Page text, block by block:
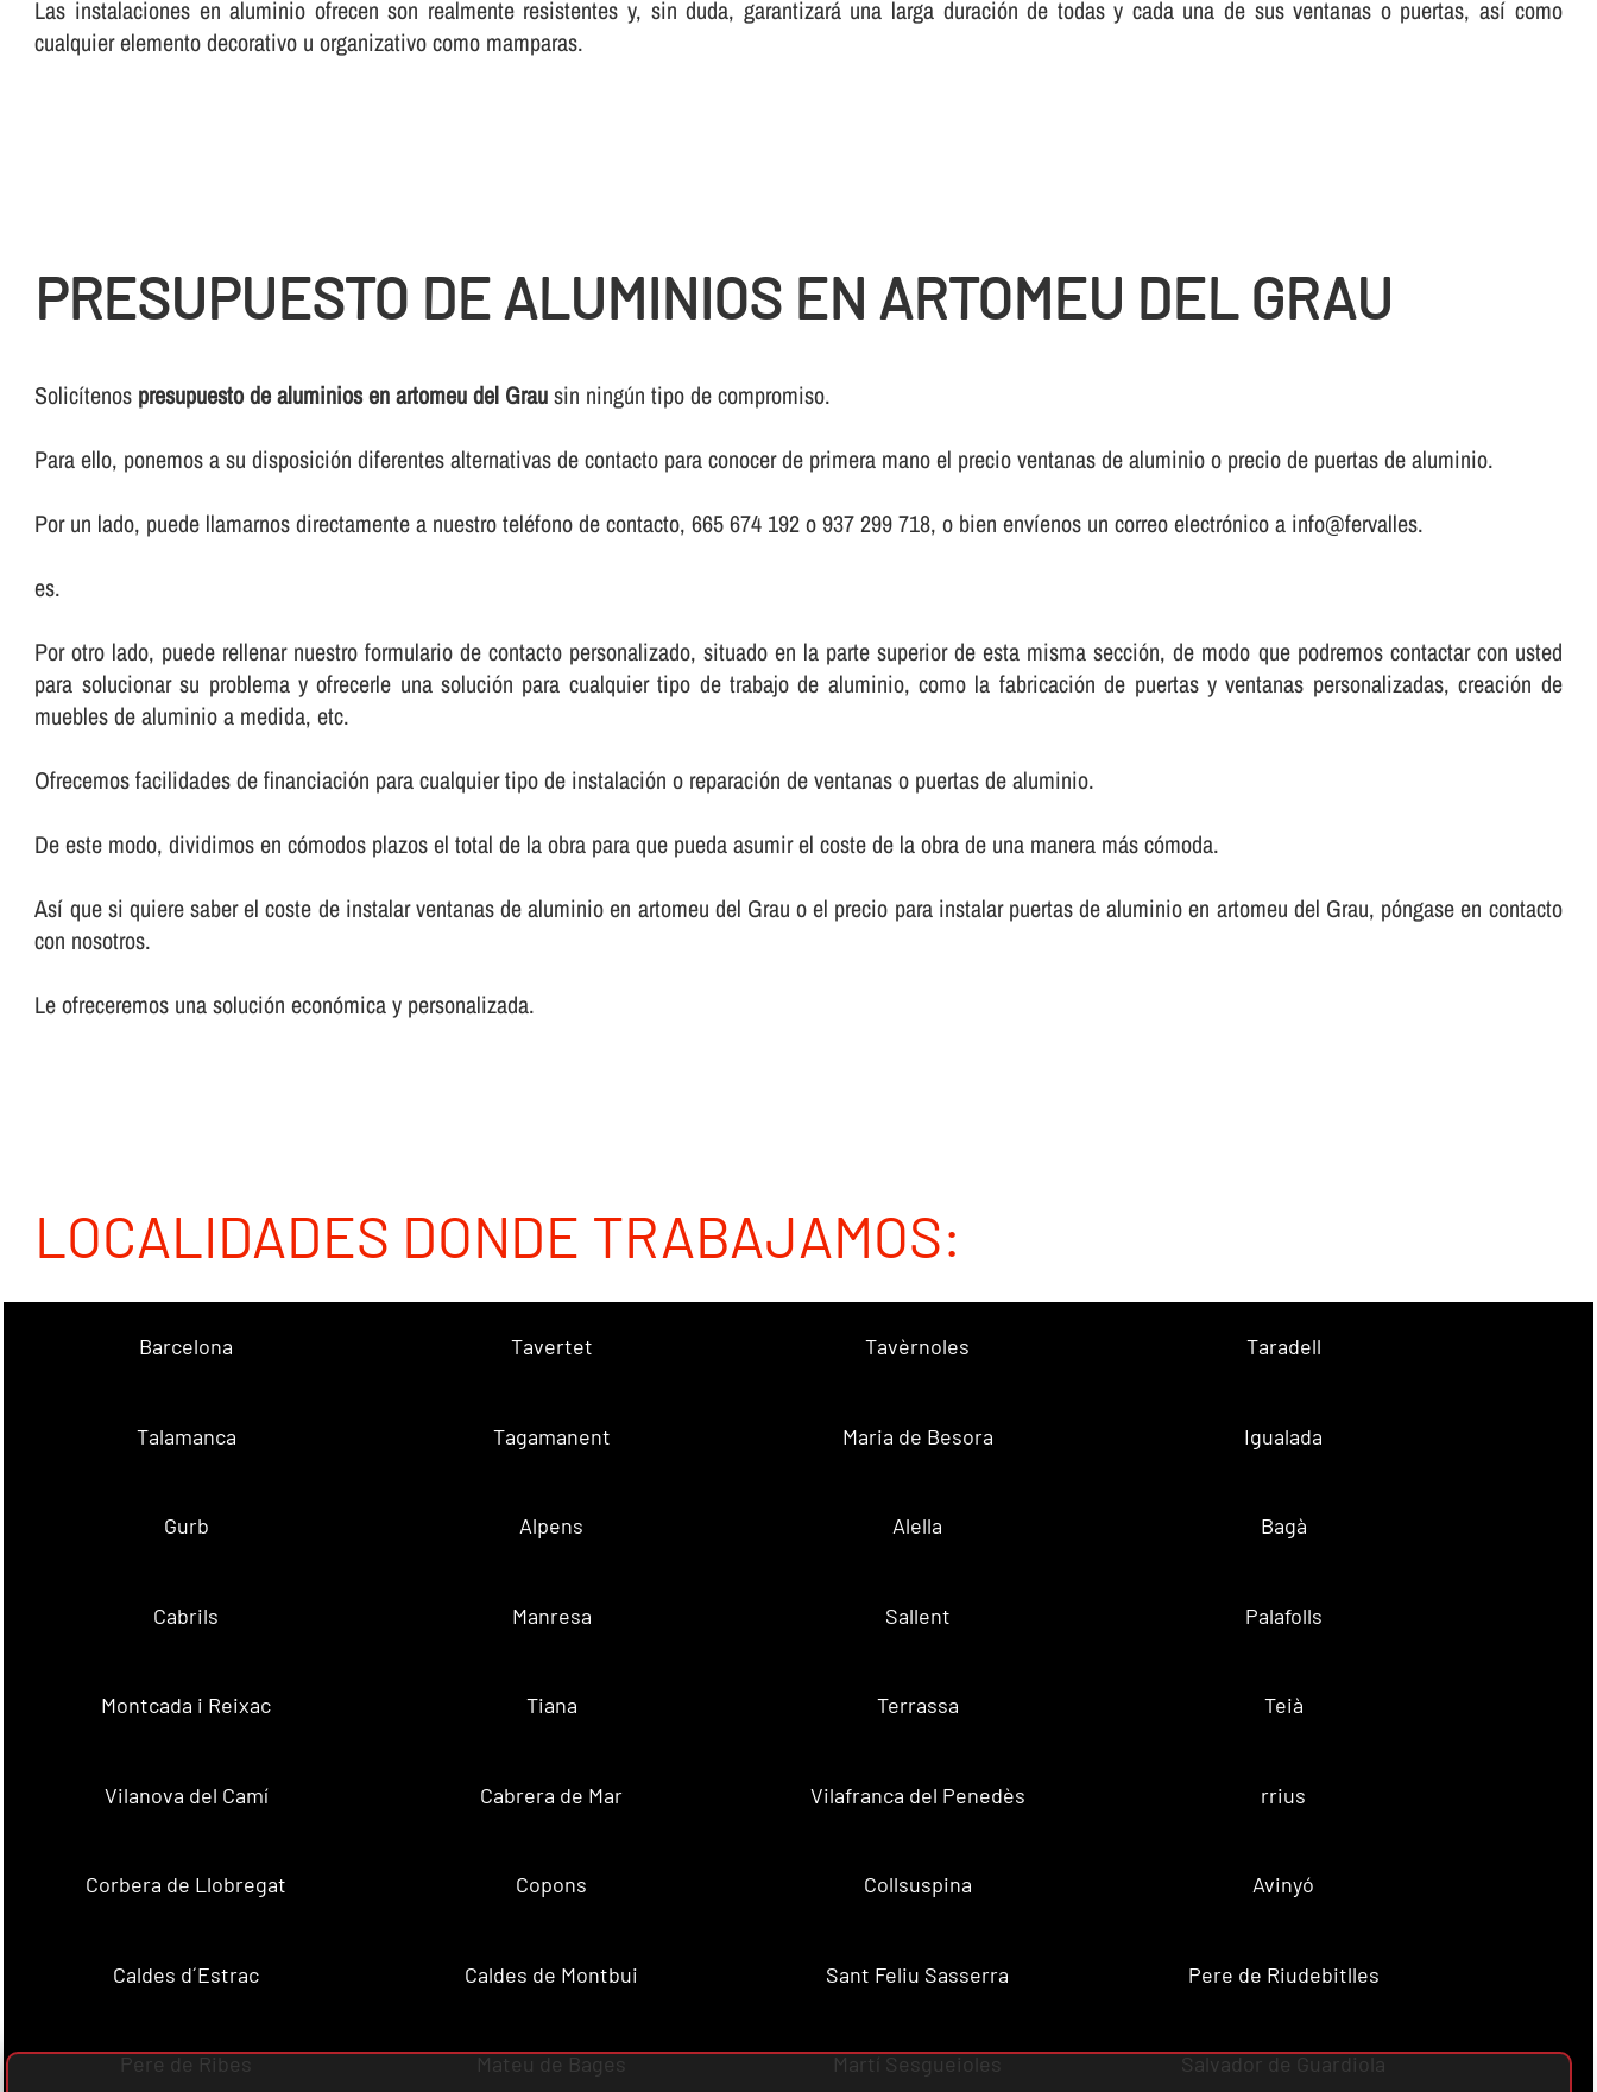
Las instalaciones en aluminio ofrecen son realmente resistentes y, sin duda, garantizará una larga duración de todas y cada una de sus ventanas o puertas, así­ como
cualquier elemento decorativo u organizativo como mamparas.
PRESUPUESTO DE ALUMINIOS EN ARTOMEU DEL GRAU
Solicí­tenos presupuesto de aluminios en artomeu del Grausin ningún tipo de compromiso.
Para ello, ponemos a su disposición diferentes alternativas de contacto para conocer de primera mano el precio ventanas de aluminio o precio de puertas de aluminio.
Por un lado, puede llamarnos directamente a nuestro teléfono de contacto, 665 674 192 o 937 299 718, o bien enví­enos un correo electrónico a info@fervalles.
es.
Por otro lado, puede rellenar nuestro formulario de contacto personalizado, situado en la parte superior de esta misma sección, de modo que podremos contactar con usted
para solucionar su problema y ofrecerle una solución para cualquier tipo de trabajo de aluminio, como la fabricación de puertas y ventanas personalizadas, creación de
muebles de aluminio a medida, etc.
Ofrecemos facilidades de financiación para cualquier tipo de instalación o reparación de ventanas o puertas de aluminio.
De este modo, dividimos en cómodos plazos el total de la obra para que pueda asumir el coste de la obra de una manera más cómoda.
Así­ que si quiere saber el coste de instalar ventanas de aluminio en artomeu del Grau o el precio para instalar puertas de aluminio en artomeu del Grau, póngase en contacto
con nosotros.
Le ofreceremos una solución económica y personalizada.
LOCALIDADES DONDE TRABAJAMOS:
Barcelona Tavertet Tavèrnoles Taradell
Talamanca Tagamanent Maria de Besora Igualada
Gurb Alpens Alella Bagà
Cabrils Manresa Sallent Palafolls
Montcada i Reixac Tiana Terrassa Teià
Vilanova del Camí Cabrera de Mar Vilafranca del Penedès rrius
Corbera de Llobregat Copons Collsuspina Avinyó
Caldes d´Estrac Caldes de Montbui Sant Feliu Sasserra Pere de Riudebitlles
Pere de Ribes Mateu de Bages Martí Sesgueioles Salvador de Guardiola